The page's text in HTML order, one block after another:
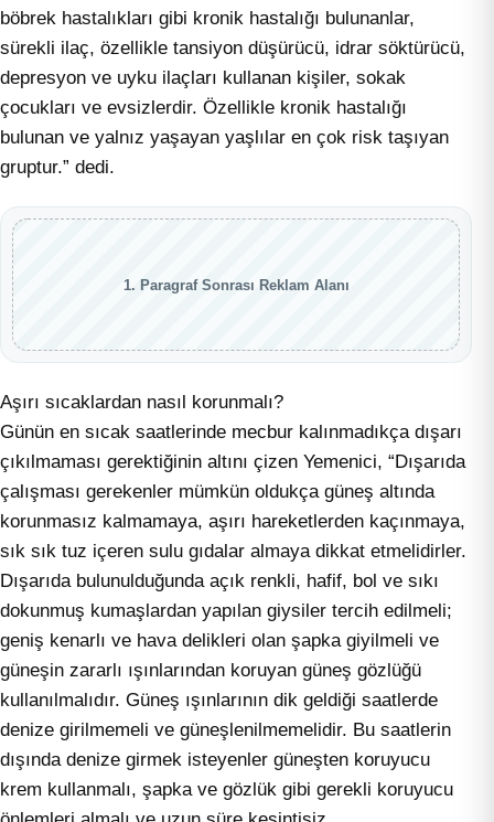
böbrek hastalıkları gibi kronik hastalığı bulunanlar,
sürekli ilaç, özellikle tansiyon düşürücü, idrar söktürücü,
depresyon ve uyku ilaçları kullanan kişiler, sokak
çocukları ve evsizlerdir. Özellikle kronik hastalığı
bulunan ve yalnız yaşayan yaşlılar en çok risk taşıyan
gruptur.” dedi.
1. Paragraf Sonrası Reklam Alanı
Aşırı sıcaklardan nasıl korunmalı?
Günün en sıcak saatlerinde mecbur kalınmadıkça dışarı
çıkılmaması gerektiğinin altını çizen Yemenici, “Dışarıda
çalışması gerekenler mümkün oldukça güneş altında
korunmasız kalmamaya, aşırı hareketlerden kaçınmaya,
sık sık tuz içeren sulu gıdalar almaya dikkat etmelidirler.
Dışarıda bulunulduğunda açık renkli, hafif, bol ve sıkı
dokunmuş kumaşlardan yapılan giysiler tercih edilmeli;
geniş kenarlı ve hava delikleri olan şapka giyilmeli ve
güneşin zararlı ışınlarından koruyan güneş gözlüğü
kullanılmalıdır. Güneş ışınlarının dik geldiği saatlerde
denize girilmemeli ve güneşlenilmemelidir. Bu saatlerin
dışında denize girmek isteyenler güneşten koruyucu
krem kullanmalı, şapka ve gözlük gibi gerekli koruyucu